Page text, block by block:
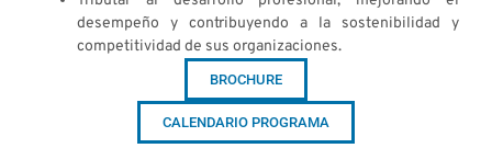
desempeño y contribuyendo a la sostenibilidad y
competitividad de sus organizaciones.
BROCHURE
CALENDARIO PROGRAMA